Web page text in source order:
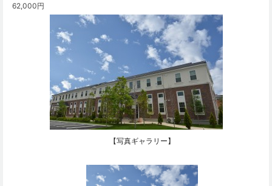
62,000円
【写真ギャラリー】